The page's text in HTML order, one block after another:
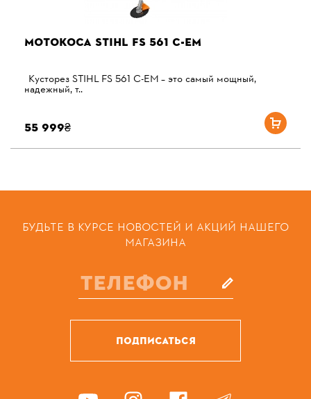
МОТОКОСА STIHL FS 561 С-ЕM
Кусторез STIHL FS 561 С-EМ – это самый мощный,
надежный, т..
55 999₴
БУДЬТЕ В КУРСЕ НОВОСТЕЙ И АКЦИЙ НАШЕГО
МАГАЗИНА
ПОДПИСАТЬСЯ